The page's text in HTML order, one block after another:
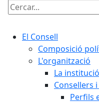
Cercar:
El Consell
Composició
L'organització
La institució
Consellers
Perfils